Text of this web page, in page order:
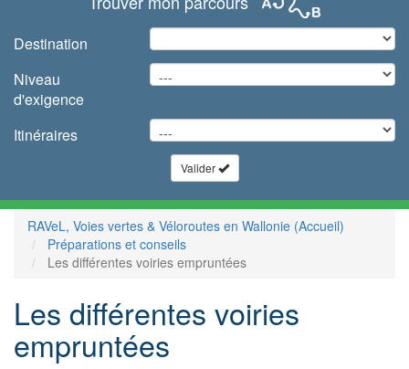
Destination
Niveau
d'exigence
Itinéraires
Valider
RAVeL, Voies vertes & Véloroutes en Wallonie (Accueil)
Préparations et conseils
Les différentes voiries empruntées
Les différentes voiries
empruntées